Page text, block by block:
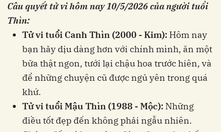
Câu quyết tử vi hôm nay10/5/2026 của người tuổi
Thìn:
Tử vi tuổi Canh Thìn (2000 - Kim): Hôm nay
bạn hãy dịu dàng hơn với chính mình, ăn một
bữa thật ngon, tưới lại chậu hoa trước hiên, và
để những chuyện cũ được ngủ yên trong quá
khứ.
Tử vi tuổi Mậu Thìn (1988 - Mộc): Những
điều tốt đẹp đến không phải ngẫu nhiên.